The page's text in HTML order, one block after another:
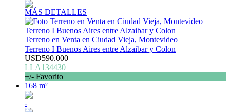
MÁS DETALLES
Terreno en Venta en Ciudad Vieja, Montevideo
Terreno I Buenos Aires entre Alzaibar y Colon
USD590.000
LLA134430
+/- Favorito
168 m²
-